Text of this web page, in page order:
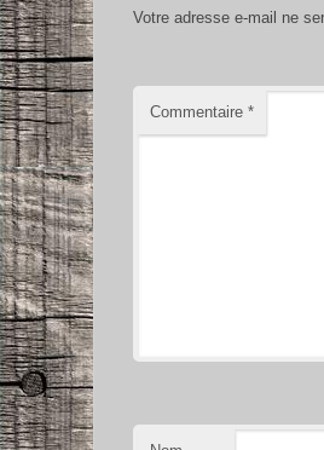
Votre adresse e-mail ne
Commentaire *